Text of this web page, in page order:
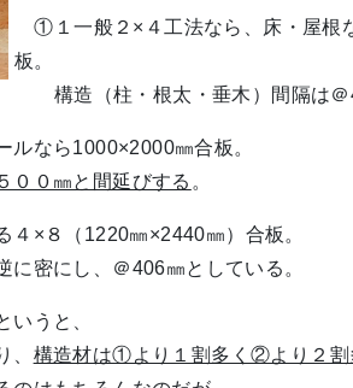
①１一般２×４工法なら、床・屋根
板。
構造（柱・根太・垂木）間隔は＠
なら1000×2000㎜合板。
００㎜と間延びする 。
×８（1220㎜×2440㎜）合板。
密にし、＠406㎜としている。
うと、
構造材は①より１割多く②より２割